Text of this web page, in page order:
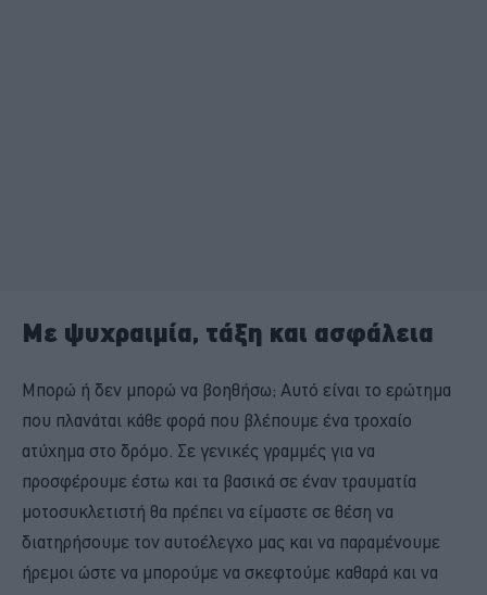
Με ψυχραιμία, τάξη και ασφάλεια
Μπορώ ή δεν μπορώ να βοηθήσω; Αυτό είναι το ερώτημα
που πλανάται κάθε φορά που βλέπουμε ένα τροχαίο
ατύχημα στο δρόμο. Σε γενικές γραμμές για να
προσφέρουμε έστω και τα βασικά σε έναν τραυματία
μοτοσυκλετιστή θα πρέπει να είμαστε σε θέση να
διατηρήσουμε τον αυτοέλεγχο μας και να παραμένουμε
ήρεμοι ώστε να μπορούμε να σκεφτούμε καθαρά και να